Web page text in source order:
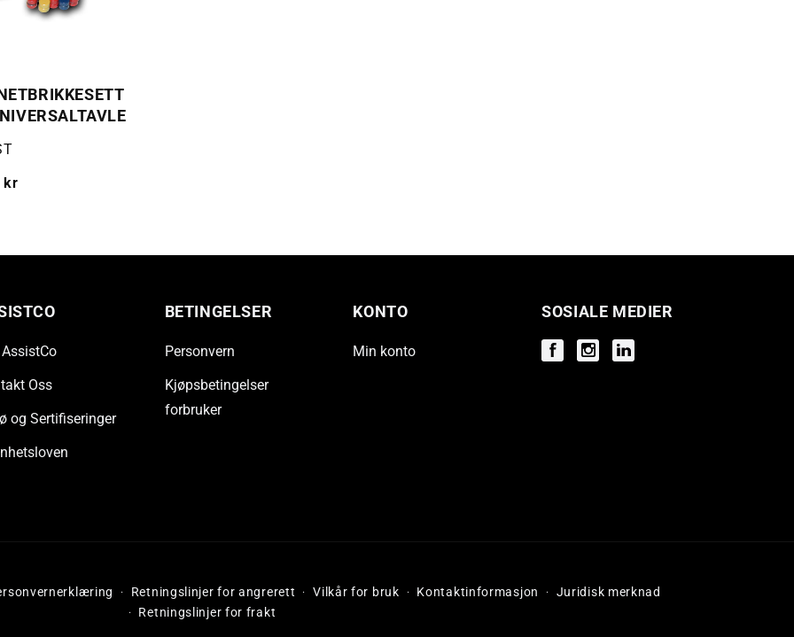
kr
Oss
og Sertifiseringer
BETINGELSER
Personvern
Kjøpsbetingelser
forbruker
KONTO
Min konto
SOSIALE MEDIER
FacebookInstagramInstagram
Retningslinjer for angrerett Vilkår for bruk Kontaktinformasjon
Juridisk merknad
Retningslinjer for frakt